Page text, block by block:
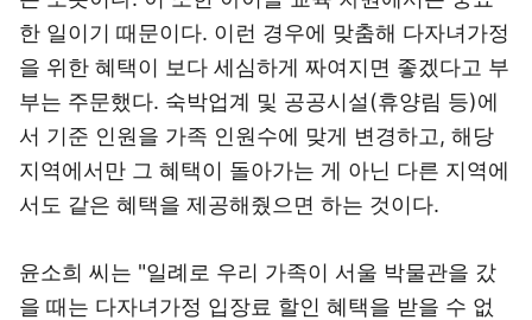
한 일이기 때문이다. 이런 경우에 맞춤해 다자녀가정
을 위한 혜택이 보다 세심하게 짜여지면 좋겠다고 부
부는 주문했다. 숙박업계 및 공공시설(휴양림 등)에
서 기준 인원을 가족 인원수에 맞게 변경하고, 해당
지역에서만 그 혜택이 돌아가는 게 아닌 다른 지역에
서도 같은 혜택을 제공해줬으면 하는 것이다.
윤소희 씨는 "일례로 우리 가족이 서울 박물관을 갔
을 때는 다자녀가정 입장료 할인 혜택을 받을 수 없